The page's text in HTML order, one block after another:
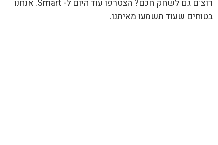
רוצים גם לשחק חכם? הצטרפו עוד היום ל- Smart. אנחנו
בטוחים שעוד תשמעו מאיתנו.